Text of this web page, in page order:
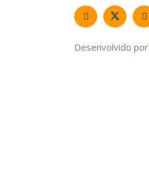
Desenvolvido por